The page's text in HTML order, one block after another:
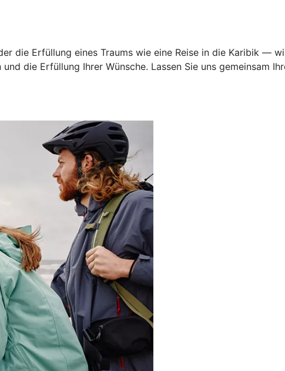
die Erfüllung eines Traums wie eine Reise in die Karibik —
die Erfüllung Ihrer Wünsche. Lassen Sie uns gemeinsam